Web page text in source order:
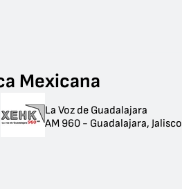
Mexicana
La Voz de Guadalajara
AM 960 - Guadalajara, Jalisco